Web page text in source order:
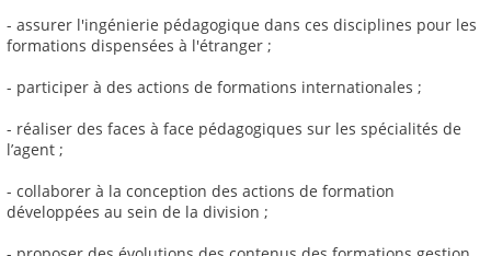
- assurer l'ingénierie pédagogique dans ces disciplines pour les
formations dispensées à l'étranger ;
- participer à des actions de formations internationales ;
- réaliser des faces à face pédagogiques sur les spécialités de
l’agent ;
- collaborer à la conception des actions de formation
développées au sein de la division ;